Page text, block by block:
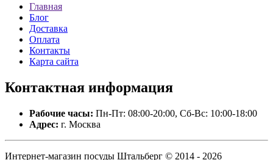
Главная
Блог
Доставка
Оплата
Контакты
Карта сайта
Контактная информация
Рабочие часы: Пн-Пт: 08:00-20:00, Сб-Вс: 10:00-18:00
Адрес: г. Москва
Интернет-магазин посуды Штальберг © 2014 - 2026